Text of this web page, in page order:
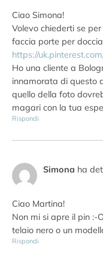
Ciao Simona!
Volevo chiederti se
faccia porte per
https://
Ho una cliente a
innamorata di questo
quello della foto
magari con la tua
Rispondi
Simona ha
Ciao Martina!
Non mi si apre il pin :-
telaio nero o un
Rispondi